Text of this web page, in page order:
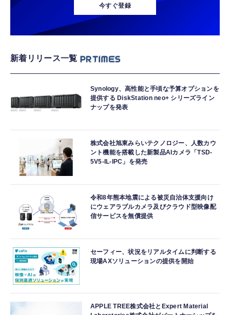
今すぐ登録
新着リリース一覧
Synology、高性能と手頃な予算オプションを
提供する DiskStation neo+ シリーズライン
ナップを発表
株式会社旭東みらいテクノロジー、人数カウ
ント機能を搭載した新製品AIカメラ「TSD-
5V5-IL-IPC」を発売
令和8年熊本地震による被災自治体支援向け
にウェアラブルカメラ及びクラウド型映像配
信サービスを無償提供
セーフィー、状況をリアルタイムに判断する
現場AXソリューションの提供を開始
APPLE TREE株式会社とExpert Material